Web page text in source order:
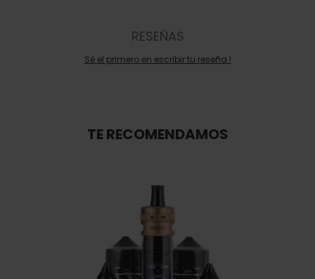
RESEÑAS
Sé el primero en escribir tu reseña !
TE RECOMENDAMOS